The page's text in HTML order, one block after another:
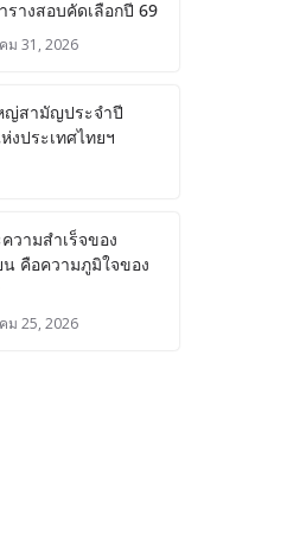
รางสอบคัดเลือกปี 69
ม 31, 2026
ญ่สามัญประจำปี
ประเทศไทยฯ
ความสำเร็จของ
น คือความภูมิใจของ
ม 25, 2026